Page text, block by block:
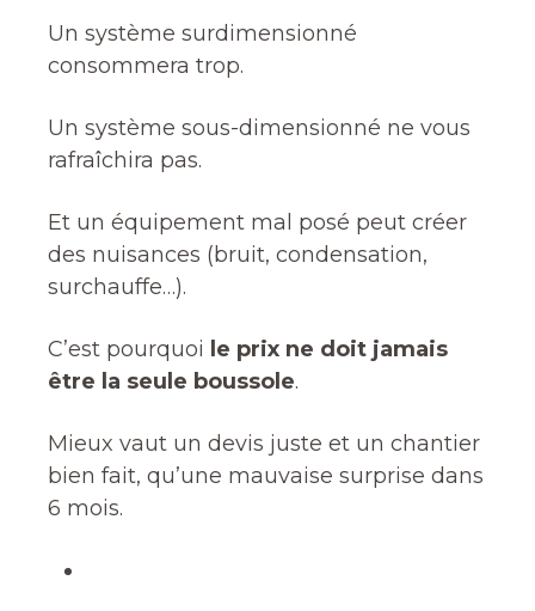
Un système surdimensionné
consommera trop.
Un système sous-dimensionné ne vous
rafraîchira pas.
Et un équipement mal posé peut créer
des nuisances (bruit, condensation,
surchauffe…).
C’est pourquoi le prix ne doit jamais
être la seule boussole.
Mieux vaut un devis juste et un chantier
bien fait, qu’une mauvaise surprise dans
6 mois.